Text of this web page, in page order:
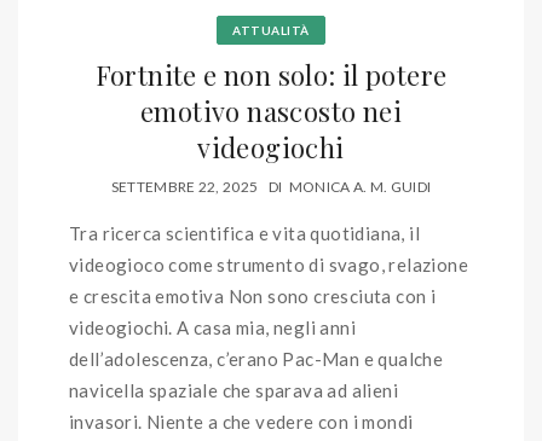
ATTUALITÀ
Fortnite e non solo: il potere
emotivo nascosto nei
videogiochi
SETTEMBRE 22, 2025 DI MONICA A. M. GUIDI
Tra ricerca scientifica e vita quotidiana, il
videogioco come strumento di svago, relazione
e crescita emotiva Non sono cresciuta con i
videogiochi. A casa mia, negli anni
dell’adolescenza, c’erano Pac-Man e qualche
navicella spaziale che sparava ad alieni
invasori. Niente a che vedere con i mondi